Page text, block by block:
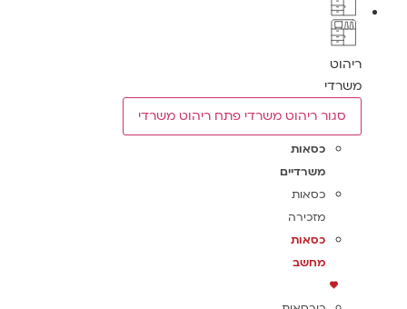
ריהוט
משרדי
סגור ריהוט משרדי פתח ריהוט משרדי
כסאות
משרדיים
כסאות
מזכירה
כסאות
מחשב